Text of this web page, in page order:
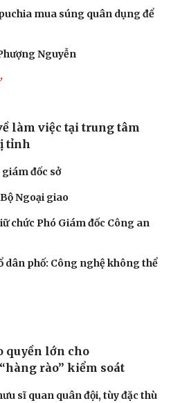
mua súng quân dụng để
Nguyễn
làm việc tại trung tâm
tỉnh
đốc sở
Ngoại giao
chức Phó Giám đốc Công an
dân phố: Công nghệ không thể
quyền lớn cho
rào” kiểm soát
sĩ quan quân đội, tùy đặc thù